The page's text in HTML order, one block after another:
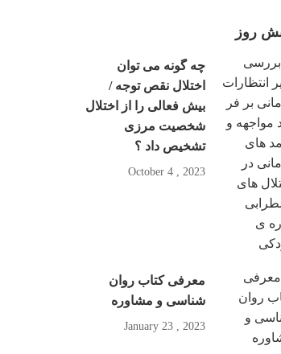
روز
چه گونه می توان
اختلال نقص توجه /
بیش فعالی را از اختلال
شخصیت مرزی
تشخیص داد ؟
2023 , October 4
معرفی کتاب روان
شناسی و مشاوره
2023 , January 23